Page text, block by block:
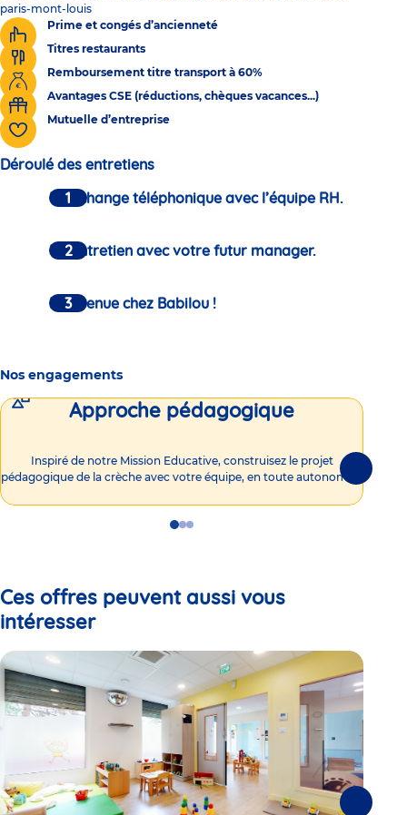
paris-mont-louis
Prime et congés d’ancienneté
Titres restaurants
Remboursement titre transport à 60%
Avantages CSE (réductions, chèques vacances...)
Mutuelle d’entreprise
Déroulé des entretiens
Un échange téléphonique avec l’équipe RH.
Un entretien avec votre futur manager.
Bienvenue chez Babilou !
Nos engagements
Approche pédagogique
Inspiré de notre Mission Educative, construisez le projet
pédagogique de la crèche avec votre équipe, en toute autonomie !
GoGoGo
Ces offres peuvent aussi vous
intéresser